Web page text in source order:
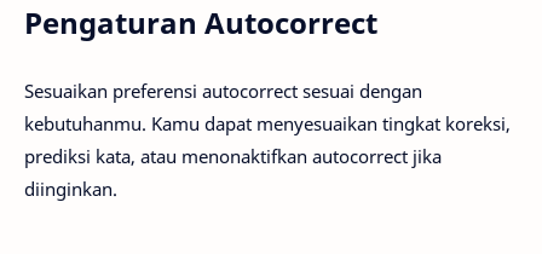
Pengaturan Autocorrect
Sesuaikan preferensi autocorrect sesuai dengan
kebutuhanmu. Kamu dapat menyesuaikan tingkat koreksi,
prediksi kata, atau menonaktifkan autocorrect jika
diinginkan.